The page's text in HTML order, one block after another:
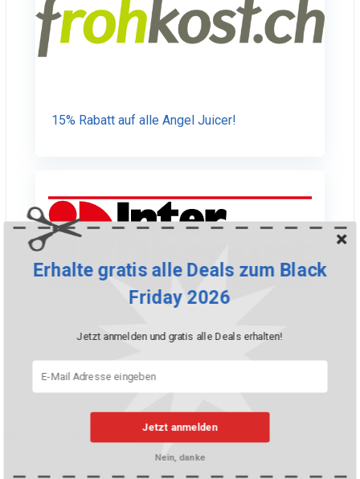
15% Rabatt auf alle Angel Juicer!
Grosse Anzahl Cyber Week Angebote
Jetzt anmelden
Erhalte gratis alle Deals zum Black
Friday 2026
Jetzt anmelden und gratis alle Deals erhalten!
Nein, danke